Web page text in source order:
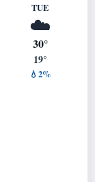
TUE
☁️
30°
19°
💧2%